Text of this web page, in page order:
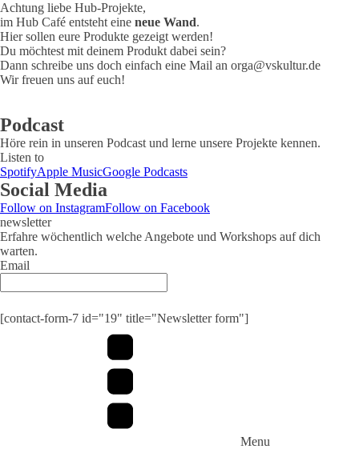
Achtung liebe Hub-Projekte,
im Hub Café entsteht eine neue Wand.
Hier sollen eure Produkte gezeigt werden!
Du möchtest mit deinem Produkt dabei sein?
Dann schreibe uns doch einfach eine Mail an orga@vskultur.de
Wir freuen uns auf euch!
Podcast
Höre rein in unseren Podcast und lerne unsere Projekte kennen.
Listen to
SpotifyApple MusicGoogle Podcasts
Social Media
Follow on InstagramFollow on Facebook
newsletter
Erfahre wöchentlich welche Angebote und Workshops auf dich
warten.
Email
[contact-form-7 id="19" title="Newsletter form"]
Menu